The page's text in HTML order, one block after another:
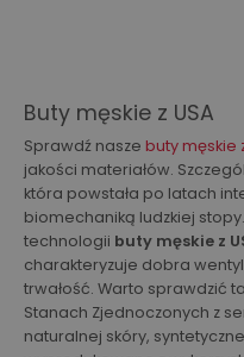
Buty męskie z USA
Sprawdź nasze buty męskie
jakości materiałów.
która powstała po latach
biomechaniką ludzkiej
technologii buty męskie z
charakteryzuje dobra
trwałość. Warto sprawdzić
Stanach Zjednoczonych z
naturalnej skóry,